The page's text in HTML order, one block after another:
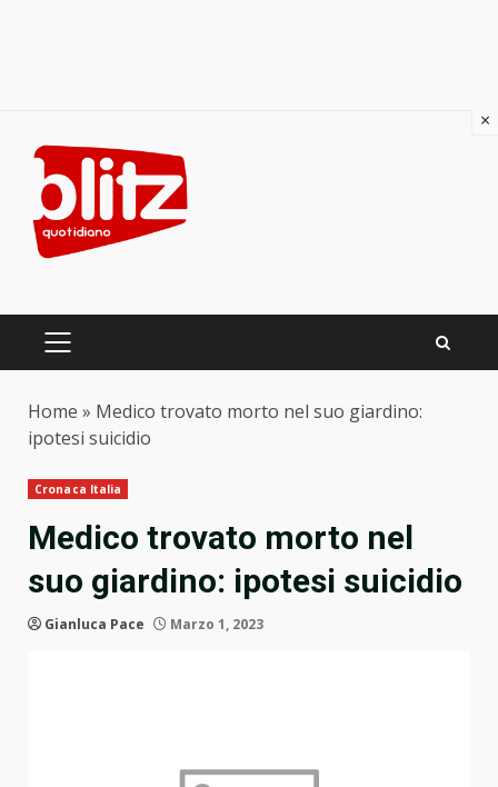
content
PRIMARY
Home » Medico trovato morto nel suo giardino:
ipotesi suicidio
Cronaca Italia
Medico trovato morto nel
suo giardino: ipotesi suicidio
Gianluca Pace Marzo 1, 2023
×